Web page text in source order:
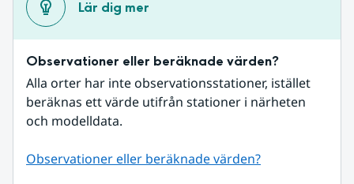
Lär dig mer
Observationer eller beräknade värden?
Alla orter har inte observationsstationer, istället
beräknas ett värde utifrån stationer i närheten
och modelldata.
Observationer eller beräknade värden?